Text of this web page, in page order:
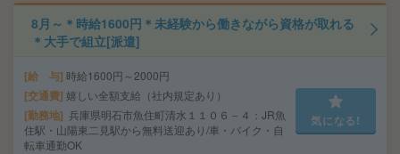
8月～＊時給1600円＊未経験から働きながら資格が取れる
＊大手で組立[派遣]
給 与 時給1600円～2000円
交通費 嬉しい全額支給（社内規定あり）
勤務地 兵庫県明石市魚住町清水１１０６－４：JR魚
住駅・山陽東二見駅から無料送迎あり/車・バイク・自
転車通勤OK
気になる!